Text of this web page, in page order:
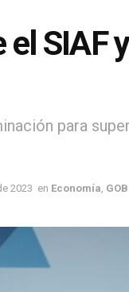
SIAF
para
2023 en Economía